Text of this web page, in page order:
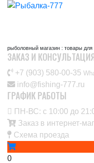
рыболовный магазин : товары для
ЗАКАЗ И
+7 (903) 580-00-35‬
info@fishing-777.ru
ГРАФИК РАБОТЫ
ПН-ВС: с 10:00 до
Заказ в интернет-
Схема проезда
0